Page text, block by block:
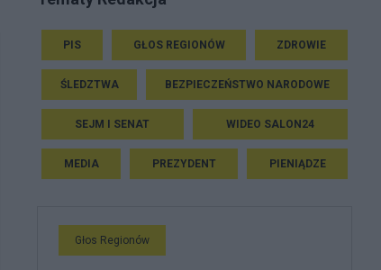
PIS GŁOS REGIONÓW ZDROWIE
ŚLEDZTWA BEZPIECZEŃSTWO NARODOWE
SEJM I SENAT WIDEO SALON24
MEDIA PREZYDENT PIENIĄDZE
Głos Regionów